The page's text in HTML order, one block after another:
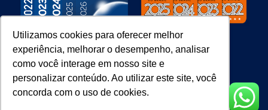
Utilizamos cookies para oferecer melhor
experiência, melhorar o desempenho, analisar
como você interage em nosso site e
personalizar conteúdo. Ao utilizar este site, você
concorda com o uso de cookies.
Site 100% Seguro